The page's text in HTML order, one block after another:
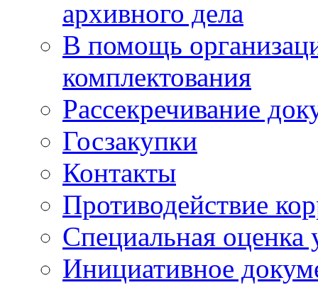
архивного дела
В помощь
комплектования
Рассекречивание
Госзакупки
Контакты
Противодействие
Специальная оценка
Инициативное